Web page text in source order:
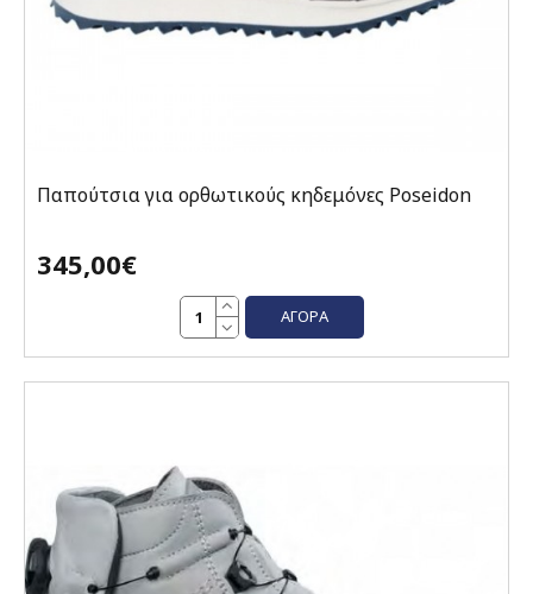
Παπούτσια για ορθωτικούς κηδεμόνες Poseidon
345,00€
ΑΓΟΡΆ